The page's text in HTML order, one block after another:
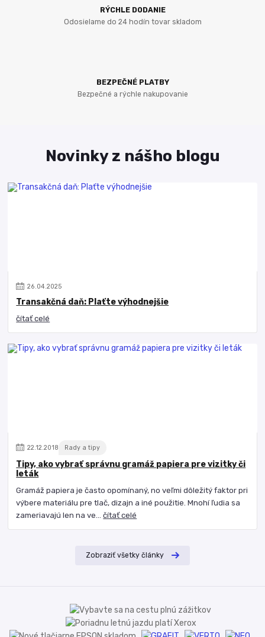
RÝCHLE DODANIE
Odosielame do 24 hodín tovar skladom
BEZPEČNÉ PLATBY
Bezpečné a rýchle nakupovanie
Novinky z nášho blogu
26.04.2025
Transakčná daň: Plaťte výhodnejšie
čítať celé
22.12.2018 Rady a tipy
Tipy, ako vybrať správnu gramáž papiera pre vizitky či
leták
Gramáž papiera je často opomínaný, no veľmi dôležitý faktor pri
výbere materiálu pre tlač, dizajn a iné použitie. Mnohí ľudia sa
zameriavajú len na ve...čítať celé
Zobraziť všetky články